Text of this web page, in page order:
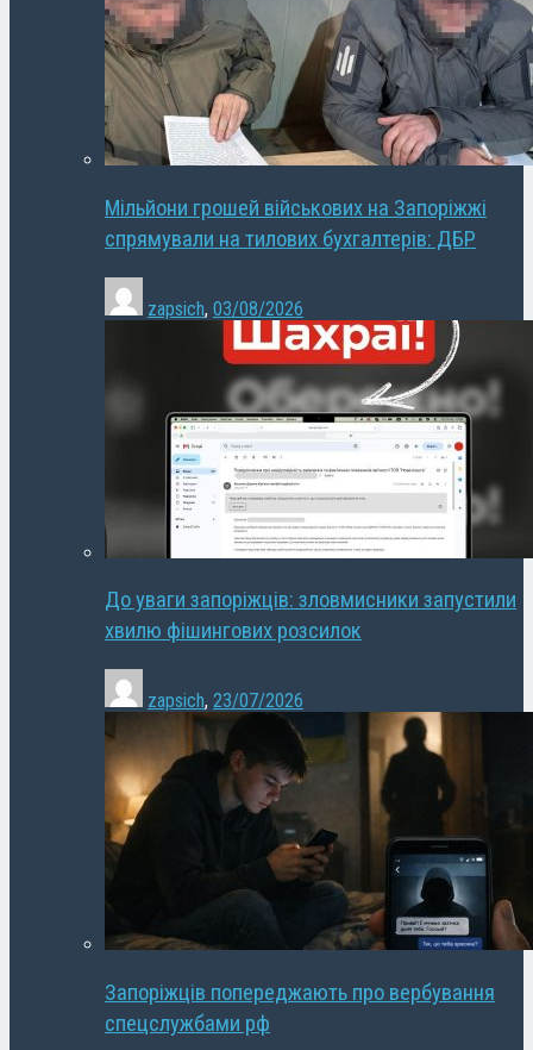
Мільйони грошей військових на Запоріжжі
спрямували на тилових бухгалтерів: ДБР
zapsich, 03/08/2026
До уваги запоріжців: зловмисники запустили
хвилю фішингових розсилок
zapsich, 23/07/2026
Запоріжців попереджають про вербування
спецслужбами рф